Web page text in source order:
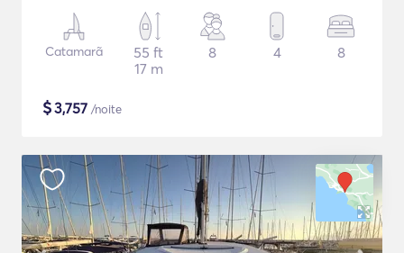
Catamarã
55 ft
17 m
8 4 8
$3,757 /noite